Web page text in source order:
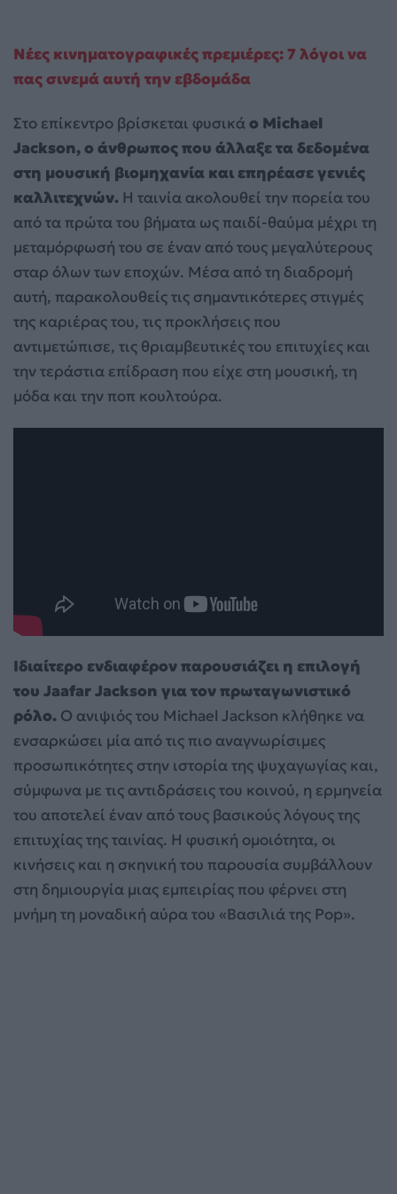
Νέες κινηματογραφικές πρεμιέρες: 7 λόγοι να
πας σινεμά αυτή την εβδομάδα
Στο επίκεντρο βρίσκεται φυσικάο Michael
Jackson, ο άνθρωπος που άλλαξε τα δεδομένα
στη μουσική βιομηχανία και επηρέασε γενιές
καλλιτεχνών. Η ταινία ακολουθεί την πορεία του
από τα πρώτα του βήματα ως παιδί-θαύμα μέχρι τη
μεταμόρφωσή του σε έναν από τους μεγαλύτερους
σταρ όλων των εποχών. Μέσα από τη διαδρομή
αυτή, παρακολουθείς τις σημαντικότερες στιγμές
της καριέρας του, τις προκλήσεις που
αντιμετώπισε, τις θριαμβευτικές του επιτυχίες και
την τεράστια επίδραση που είχε στη μουσική, τη
μόδα και την ποπ κουλτούρα.
Ιδιαίτερο ενδιαφέρον παρουσιάζει η επιλογή
του Jaafar Jackson για τον πρωταγωνιστικό
ρόλο. Ο ανιψιός του Michael Jackson κλήθηκε να
ενσαρκώσει μία από τις πιο αναγνωρίσιμες
προσωπικότητες στην ιστορία της ψυχαγωγίας και,
σύμφωνα με τις αντιδράσεις του κοινού, η ερμηνεία
του αποτελεί έναν από τους βασικούς λόγους της
επιτυχίας της ταινίας. Η φυσική ομοιότητα, οι
κινήσεις και η σκηνική του παρουσία συμβάλλουν
στη δημιουργία μιας εμπειρίας που φέρνει στη
μνήμη τη μοναδική αύρα του «Βασιλιά της Pop».